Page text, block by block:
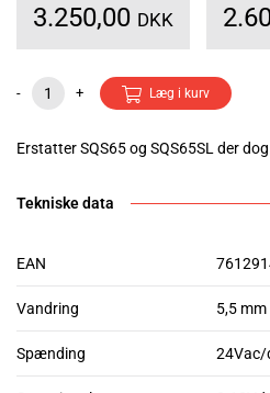
3.250,00 DKK
- + Læg i kurv
Erstatter SQS65 og SQS65SL der
Tekniske data
EAN
Vandring 5,5 mm
Spænding 24Vac/